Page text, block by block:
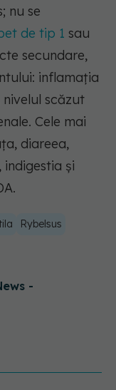
nu se
de tip 1 sau
secundare,
inflamația
scăzut
Cele mai
diareea,
și
Rybelsus
-